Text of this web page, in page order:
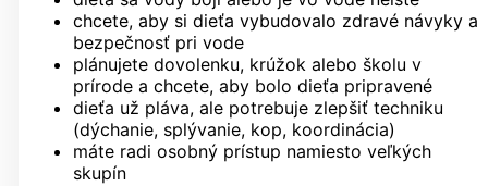
chcete, aby si dieťa vybudovalo zdravé návyky a
bezpečnosť pri vode
plánujete dovolenku, krúžok alebo školu v
prírode a chcete, aby bolo dieťa pripravené
dieťa už pláva, ale potrebuje zlepšiť techniku
(dýchanie, splývanie, kop, koordinácia)
máte radi osobný prístup namiesto veľkých
skupín